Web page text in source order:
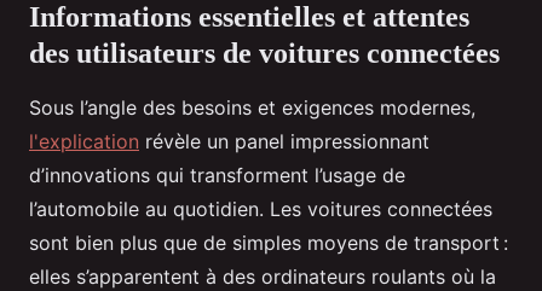
Informations essentielles et attentes
des utilisateurs de voitures connectées
Sous l’angle des besoins et exigences modernes,
l'explication révèle un panel impressionnant
d’innovations qui transforment l’usage de
l’automobile au quotidien. Les voitures connectées
sont bien plus que de simples moyens de transport :
elles s’apparentent à des ordinateurs roulants où la